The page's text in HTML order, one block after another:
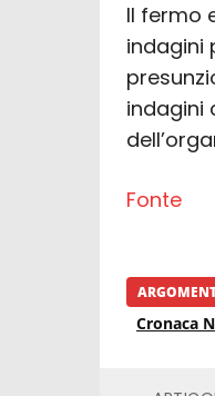
Il fermo
indagini
indagini
Fonte
Cronaca